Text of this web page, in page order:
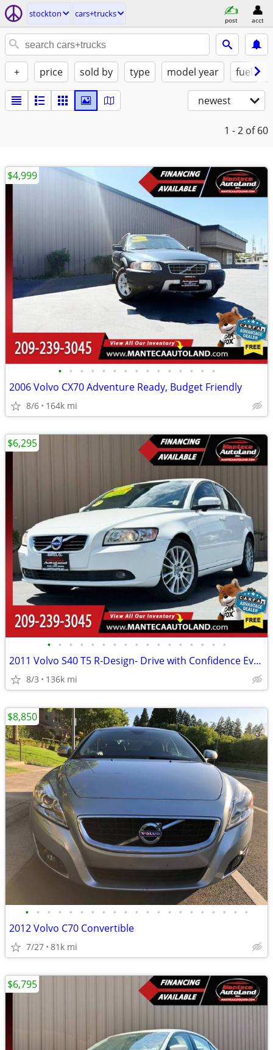
stockton cars+trucks
post acct
+ price sold by type model year fuel
newest
1 - 2 of 60
• • • • • • • • • • • • • • •
2006 Volvo CX70 Adventure Ready, Budget Friendly
8/6 164k mi
$4,999
• • • • • • • • • • • • • • • • •
2011 Volvo S40 T5 R-Design- Drive with Confidence Every Mile!
8/3 136k mi
$6,295
• • • • • • • • • • • • • • • • • • • • •
2012 Volvo C70 Convertible
7/27 81k mi
$8,850
$6,795